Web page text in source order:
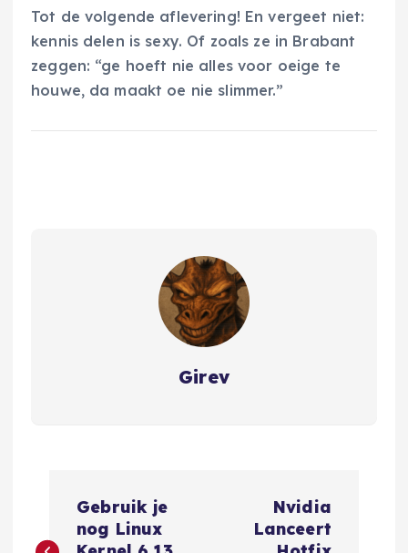
Tot de volgende aflevering! En vergeet niet:
kennis delen is sexy. Of zoals ze in Brabant
zeggen: “ge hoeft nie alles voor oeige te
houwe, da maakt oe nie slimmer.”
Girev
e
Gebruik je
nog Linux
Nvidia
Lanceert